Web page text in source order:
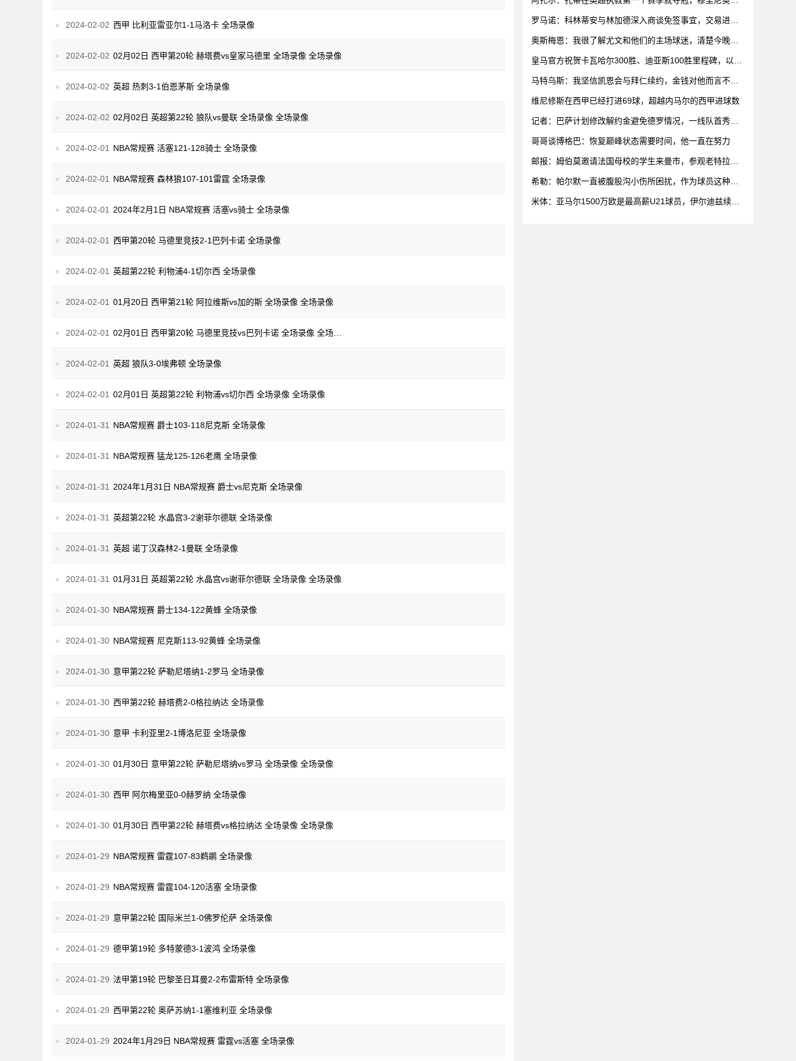
2024-02-02 西甲 比利亚雷亚尔1-1马洛卡 全场录像
2024-02-02 02月02日 西甲第20轮 赫塔费vs皇家马德里 全场录像 全场录像
2024-02-02 英超 热刺3-1伯恩茅斯 全场录像
2024-02-02 02月02日 英超第22轮 狼队vs曼联 全场录像 全场录像
2024-02-01 NBA常规赛 活塞121-128骑士 全场录像
2024-02-01 NBA常规赛 森林狼107-101雷霆 全场录像
2024-02-01 2024年2月1日 NBA常规赛 活塞vs骑士 全场录像
2024-02-01 西甲第20轮 马德里竞技2-1巴列卡诺 全场录像
2024-02-01 英超第22轮 利物浦4-1切尔西 全场录像
2024-02-01 01月20日 西甲第21轮 阿拉维斯vs加的斯 全场录像 全场录像
2024-02-01
2024-02-01 英超 狼队3-0埃弗顿 全场录像
2024-02-01 02月01日 英超第22轮 利物浦vs切尔西 全场录像 全场录像
2024-01-31 NBA常规赛 爵士103-118尼克斯 全场录像
2024-01-31 NBA常规赛 猛龙125-126老鹰 全场录像
2024-01-31 2024年1月31日 NBA常规赛 爵士vs尼克斯 全场录像
2024-01-31 英超第22轮 水晶宫3-2谢菲尔德联 全场录像
2024-01-31 英超 诺丁汉森林2-1曼联 全场录像
2024-01-31 01月31日 英超第22轮 水晶宫vs谢菲尔德联 全场录像 全场录像
2024-01-30 NBA常规赛 爵士134-122黄蜂 全场录像
2024-01-30 NBA常规赛 尼克斯113-92黄蜂 全场录像
2024-01-30 意甲第22轮 萨勒尼塔纳1-2罗马 全场录像
2024-01-30 西甲第22轮 赫塔费2-0格拉纳达 全场录像
2024-01-30 意甲 卡利亚里2-1博洛尼亚 全场录像
2024-01-30 01月30日 意甲第22轮 萨勒尼塔纳vs罗马 全场录像 全场录像
2024-01-30 西甲 阿尔梅里亚0-0赫罗纳 全场录像
2024-01-30 01月30日 西甲第22轮 赫塔费vs格拉纳达 全场录像 全场录像
2024-01-29 NBA常规赛 雷霆107-83鹈鹕 全场录像
2024-01-29 NBA常规赛 雷霆104-120活塞 全场录像
2024-01-29 意甲第22轮 国际米兰1-0佛罗伦萨 全场录像
2024-01-29 德甲第19轮 多特蒙德3-1波鸿 全场录像
2024-01-29 法甲第19轮 巴黎圣日耳曼2-2布雷斯特 全场录像
2024-01-29 西甲第22轮 奥萨苏纳1-1塞维利亚 全场录像
2024-01-29 2024年1月29日 NBA常规赛 雷霆vs活塞 全场录像
罗马诺：科林蒂安与林加德深入商谈免签事宜，交易进入
奥斯梅恩：我很了解尤文和他们的主场球迷，清楚今晚就
皇马官方祝贺卡瓦哈尔300胜、迪亚斯100胜里程碑，以及
马特乌斯：我坚信凯恩会与拜仁续约，金钱对他而言不是
维尼修斯在西甲已经打进69球，超越内马尔的西甲进球数
记者：巴萨计划修改解约金避免德罗情况，一线队首秀解
哥哥谈博格巴：恢复巅峰状态需要时间，他一直在努力
邮报：姆伯莫邀请法国母校的学生来曼市，参观老特拉福
希勒：帕尔默一直被腹股沟小伤所困扰，作为球员这种情
米体：亚马尔1500万欧是最高薪U21球员，伊尔迪兹续约